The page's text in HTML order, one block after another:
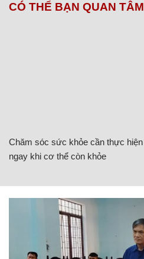
CÓ THỂ BẠN QUAN TÂM
Chăm sóc sức khỏe cần thực hiện
ngay khi cơ thể còn khỏe